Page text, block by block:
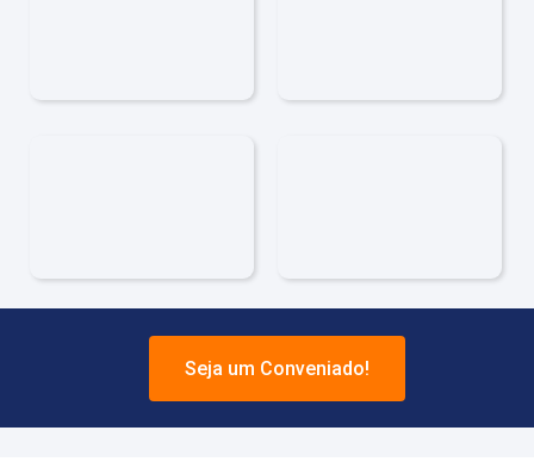
Seja um Conveniado!